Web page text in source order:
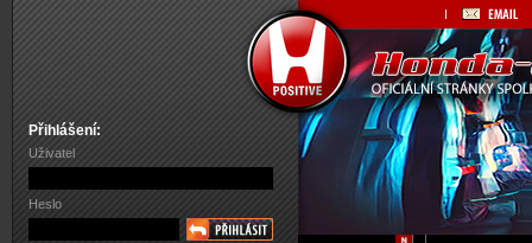
Přihlášení:
Uživatel
Heslo